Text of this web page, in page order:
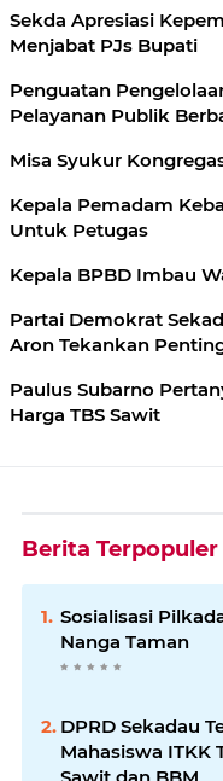
Sekda Apresiasi
Menjabat PJs Bupati
Penguatan
Pelayanan Publik
Misa Syukur
Kepala Pemadam
Untuk Petugas
Kepala BPBD Imbau
Partai Demokrat
Aron Tekankan
Paulus Subarno
Harga TBS Sawit
Berita Terpopuler
Sosialisasi
Nanga Taman
DPRD Sekadau
Mahasiswa ITKK